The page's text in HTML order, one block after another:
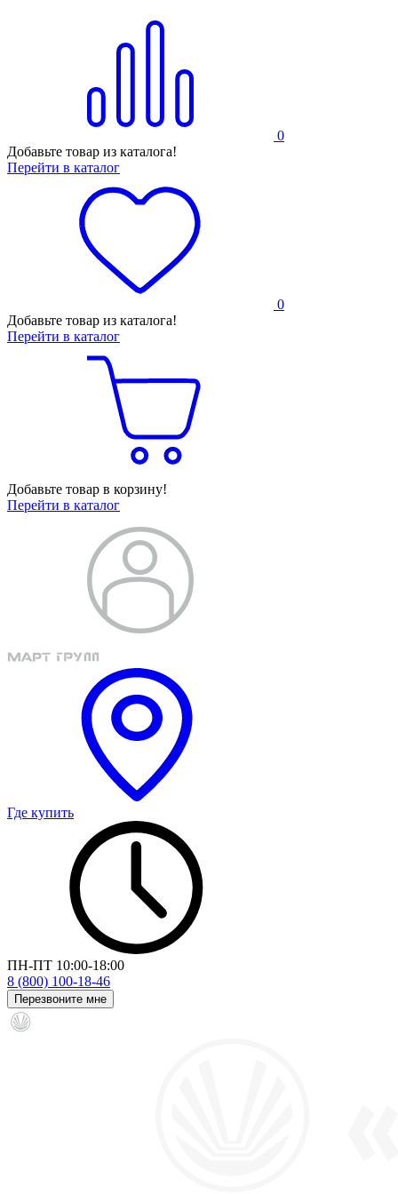
0
Добавьте товар из каталога!
Перейти в каталог
0
Добавьте товар из каталога!
Перейти в каталог
Добавьте товар в корзину!
Перейти в каталог
Где купить
ПН-ПТ 10:00-18:00
8 (800) 100-18-46
Перезвоните мне